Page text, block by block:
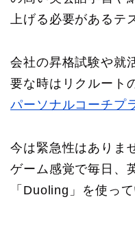
上げる必要があるテ
会社の昇格試験や就
要な時はリクルート
パーソナルコーチプ
今は緊急性はありま
ゲーム感覚で毎日、
「Duoling」を使っ